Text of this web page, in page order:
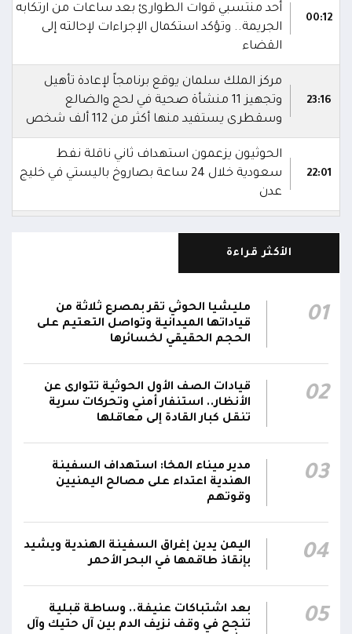
00:12
أحد منتسبي قوات الطوارئ بعد ساعات من ارتكابه
الجريمة.. وتؤكد استكمال الإجراءات لإحالته إلى
القضاء
23:16
مركز الملك سلمان يوقع برنامجاً لإعادة تأهيل
وتجهيز 11 منشأة صحية في لحج والضالع
وسقطرى يستفيد منها أكثر من 112 ألف شخص
22:01
الحوثيون يزعمون استهداف ثاني ناقلة نفط
سعودية خلال 24 ساعة بصاروخ باليستي في خليج
عدن
الانتهاء وإمدادات الغاز ستعود تدريجياً لتغطية
رئيس مجلس القيادة يُصدر قراراً بتعيين يحيى
محمد كزمان وكيلاً لقطاع الأمن الداخلي، وأحمد
سعد السقطري وكيلاً لقطاع الأمن الخارجي؛ في
رئيس مجلس القيادة يعين اللواء الركن طيار
عبدالعزيز سعيد المحيا قائداً للقوات الجوية والدفاع
الجوي.. ويُعين العميد ناشر منصور باجري رئيساً
قرارات رئاسية بتعيين أحمد سعيد بن بريك وراشد
ناصر الجند مستشارين لرئيس مجلس القيادة
الرئاسي وترقيتهما إلى رتبة فريق
الأكثر قراءة
01
مليشيا الحوثي تقر بمصرع ثلاثة من
قياداتها الميدانية وتواصل التعتيم على
الحجم الحقيقي لخسائرها
02
قيادات الصف الأول الحوثية تتوارى عن
الأنظار.. استنفار أمني وتحركات سرية
تنقل كبار القادة إلى معاقلها
03
مدير ميناء المخا: استهداف السفينة
الهندية اعتداء على مصالح اليمنيين
وقوتهم
04
اليمن يدين إغراق السفينة الهندية ويشيد
بإنقاذ طاقمها في البحر الأحمر
05
بعد اشتباكات عنيفة.. وساطة قبلية
تنجح في وقف نزيف الدم بين آل حتيك وآل